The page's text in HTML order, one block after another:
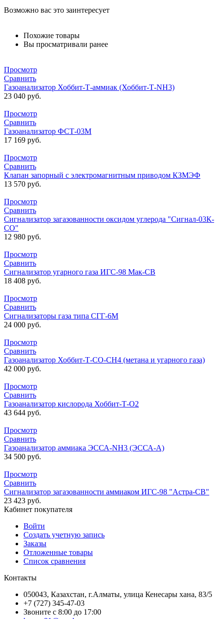
Возможно вас это заинтересует
Похожие товары
Вы просматривали ранее
Просмотр
Сравнить
Газоанализатор Хоббит-Т-аммиак (Хоббит-Т-NH3)
23 040 руб.
Просмотр
Сравнить
Газоанализатор ФСТ-03М
17 169 руб.
Просмотр
Сравнить
Клапан запорный с электромагнитным приводом КЗМЭФ
13 570 руб.
Просмотр
Сравнить
Сигнализатор загазованности оксидом углерода "Сигнал-03К-
СО"
12 980 руб.
Просмотр
Сравнить
Сигнализатор угарного газа ИГС-98 Мак-СВ
18 408 руб.
Просмотр
Сравнить
Сигнализаторы газа типа СГГ-6М
24 000 руб.
Просмотр
Сравнить
Газоанализатор Хоббит-Т-СО-СН4 (метана и угарного газа)
42 000 руб.
Просмотр
Сравнить
Газоанализатор кислорода Хоббит-Т-О2
43 644 руб.
Просмотр
Сравнить
Газоанализатор аммиака ЭССА-NH3 (ЭССА-А)
34 500 руб.
Просмотр
Сравнить
Сигнализатор загазованности аммиаком ИГС-98 "Астра-СВ"
23 423 руб.
Кабинет покупателя
Войти
Создать учетную запись
Заказы
Отложенные товары
Список сравнения
Контакты
050043, Казахстан, г.Алматы, улица Кенесары хана, 83/5
+7 (727) 345-47-03
Звоните с 8:00 до 17:00